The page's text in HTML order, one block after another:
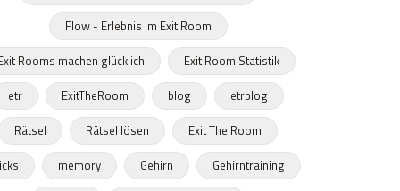
Flow - Erlebnis im Exit Room
Rooms machen glücklich
Exit Room Statistik
etr
ExitTheRoom blog
etrblog
Rätsel
Rätsel lösen
Exit The Room
memory Gehirn
Gehirntraining